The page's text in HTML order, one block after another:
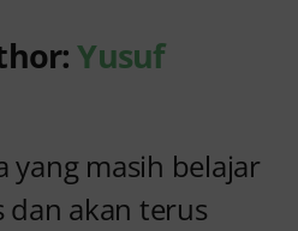
Yusuf
yang masih belajar
dan akan terus